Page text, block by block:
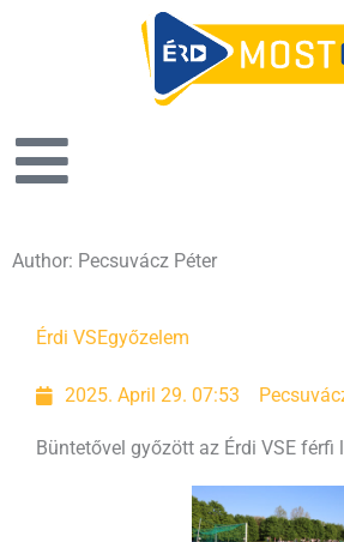
Author: Pecsuvácz Péter
Érdi VSEgyőzelem
2025. April 29. 07:53
Büntetővel győzött az Érdi VSE